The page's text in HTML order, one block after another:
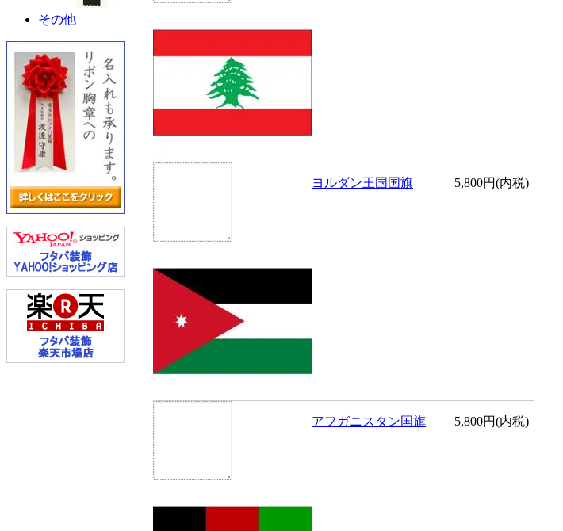
その他
ヨルダン王国国旗 5,800円(内税)
アフガニスタン国旗 5,800円(内税)